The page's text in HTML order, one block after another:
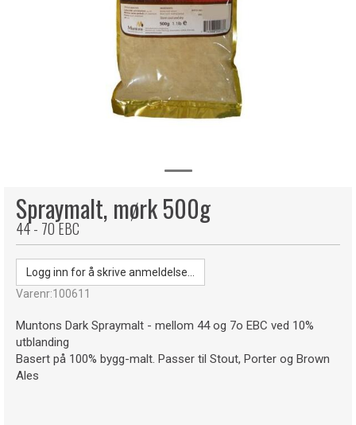
Spraymalt, mørk 500g
44 - 70 EBC
Logg inn for å skrive anmeldelse...
Varenr:100611
Muntons Dark Spraymalt - mellom 44 og 7o EBC ved 10%
utblanding
Basert på 100% bygg-malt. Passer til Stout, Porter og Brown
Ales